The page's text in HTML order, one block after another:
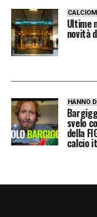
Ultime
novità
HANNO
svelo
della
calcio